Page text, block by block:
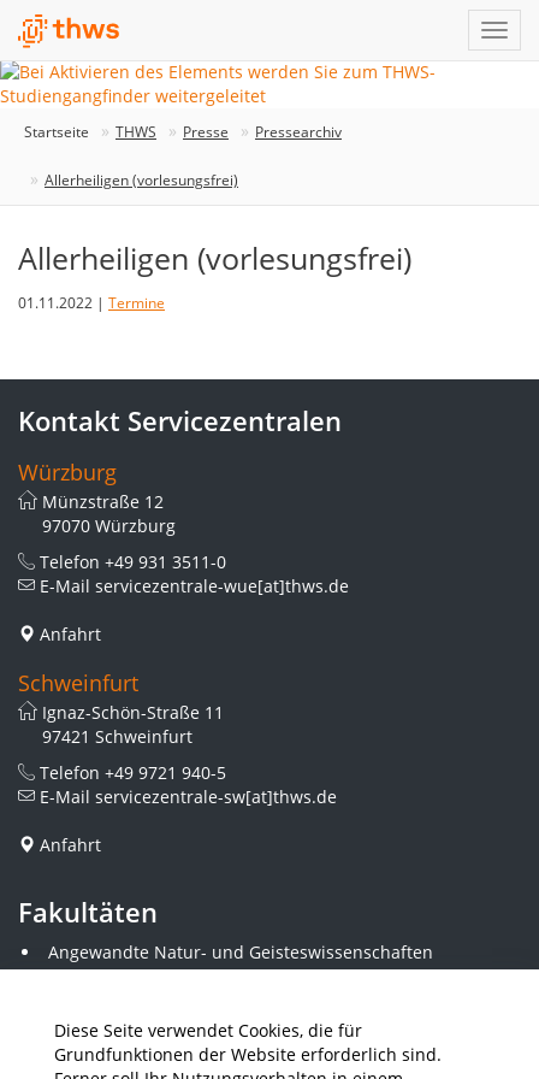
Diese Seite verwendet Cookies, die für
Grundfunktionen der Website erforderlich sind.
Startseite THWS Presse Pressearchiv
Allerheiligen (vorlesungsfrei)
Allerheiligen (vorlesungsfrei)
01.11.2022 | Termine
Kontakt Servicezentralen
Würzburg
Münzstraße 12
97070 Würzburg
Telefon +49 931 3511-0
E-Mail servicezentrale-wue[at]thws.de
Anfahrt
Schweinfurt
Ignaz-Schön-Straße 11
97421 Schweinfurt
Telefon +49 9721 940-5
E-Mail servicezentrale-sw[at]thws.de
Anfahrt
Fakultäten
Angewandte Natur- und Geisteswissenschaften
Angewandte Sozialwissenschaften
Elektrotechnik
Gestaltung
Informatik und Wirtschaftsinformatik